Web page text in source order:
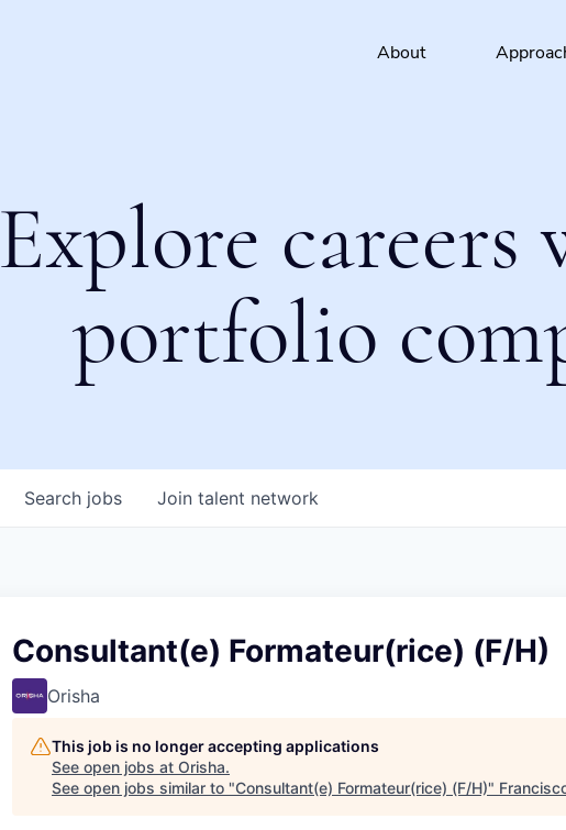
About
Explore
portfolio
Search jobs Join talent network
Consultant(e) Formateur(rice) (F/H)
Orisha
This job is no longer accepting applications
See open jobs at Orisha.
See open jobs similar to "Consultant(e) Formateur(rice) (F/H)"